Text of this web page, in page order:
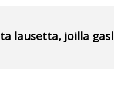
lausetta, joilla